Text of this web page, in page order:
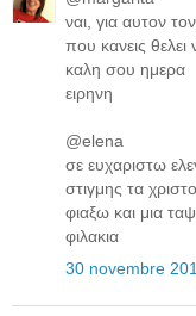
ναι, για αυτον
που κανεις θελει
καλη σου ημερα
ειρηνη
@elena
σε ευχαριστω
στιγμης τα
φιαξω και μια
φιλακια
30 novembre